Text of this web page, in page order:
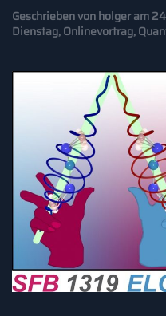
Geschrieben vonholgeram
Dienstag,Onlinevortrag,